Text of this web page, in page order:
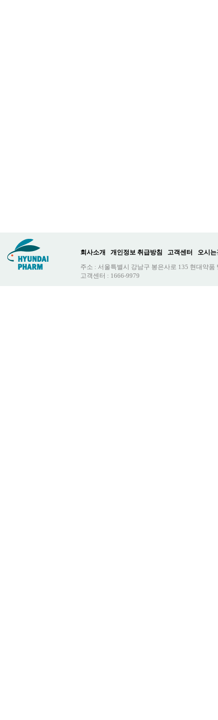
회사소개 개인정보 취급방침 고객센터
오시는
주소 : 서울특별시 강남구 봉은사로 135 현대약품
고객센터 : 1666-9979